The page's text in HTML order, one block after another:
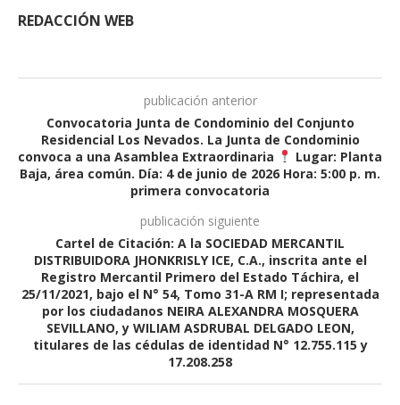
REDACCIÓN WEB
publicación anterior
Convocatoria Junta de Condominio del Conjunto
Residencial Los Nevados. La Junta de Condominio
convoca a una Asamblea Extraordinaria
Lugar: Planta
Baja, área común. Día: 4 de junio de 2026 Hora: 5:00 p. m.
primera convocatoria
publicación siguiente
Cartel de Citación: A la SOCIEDAD MERCANTIL
DISTRIBUIDORA JHONKRISLY ICE, C.A., inscrita ante el
Registro Mercantil Primero del Estado Táchira, el
25/11/2021, bajo el N° 54, Tomo 31-A RM I; representada
por los ciudadanos NEIRA ALEXANDRA MOSQUERA
SEVILLANO, y WILIAM ASDRUBAL DELGADO LEON,
titulares de las cédulas de identidad N° 12.755.115 y
17.208.258